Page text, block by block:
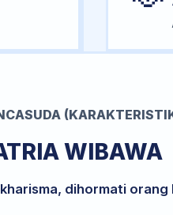
WIBAWA
dihormati orang